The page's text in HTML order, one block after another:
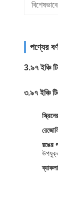
পণ্যের
3.৯৭ ইঞ্চি
৩.৯৭ ইঞ্চি
রঙের